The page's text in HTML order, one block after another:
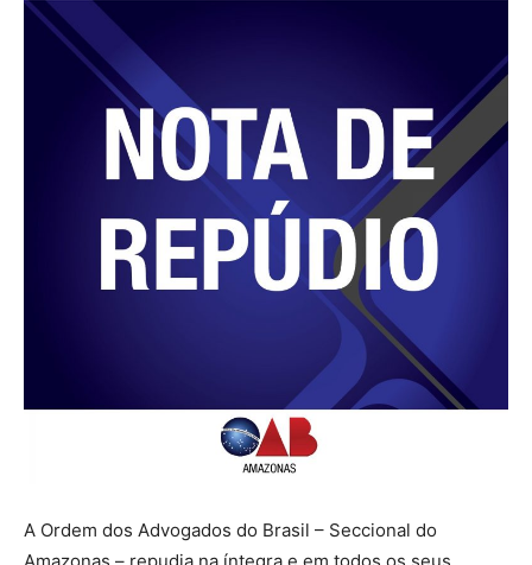
A Ordem dos Advogados do Brasil – Seccional do